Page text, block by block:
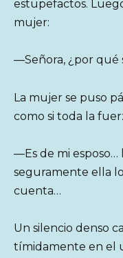
estupefactos.
mujer:
—Señora, ¿por qué
La mujer se puso
como si toda la
—Es de mi
seguramente ella
cuenta…
Un silencio denso
tímidamente en el